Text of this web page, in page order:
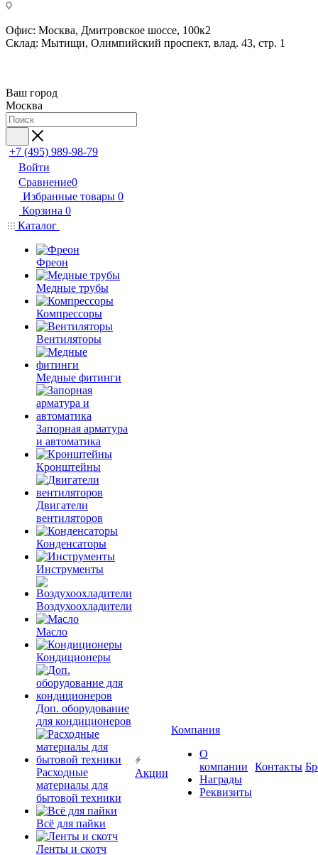
Офис: Москва, Дмитровское шоссе, 100к2
Склад: Мытищи, Олимпийский проспект, влад. 43, стр. 1
Ваш город
Москва
+7 (495) 989-98-79
Войти
Сравнение0
Избранные товары 0
Корзина 0
Каталог
Фреон
Медные трубы
Компрессоры
Вентиляторы
Медные фитинги
Запорная арматура
и автоматика
Кронштейны
Двигатели
вентиляторов
Конденсаторы
Инструменты
Воздухоохладители
Масло
Кондиционеры
Доп. оборудование
для кондиционеров
Расходные
материалы для
бытовой техники
Всё для пайки
Ленты и скотч
Акции
Компания
О
компании
Награды
Реквизиты
Контакты